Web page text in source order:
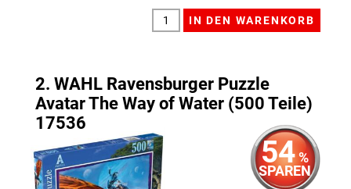
2. WAHL Ravensburger Puzzle
Avatar The Way of Water (500 Teile)
17536
54%
SPAREN